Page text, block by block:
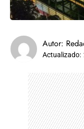
Autor:
Actualizado: